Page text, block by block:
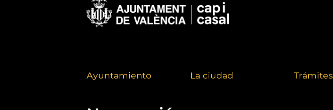
Ayuntamiento La ciudad Trámites